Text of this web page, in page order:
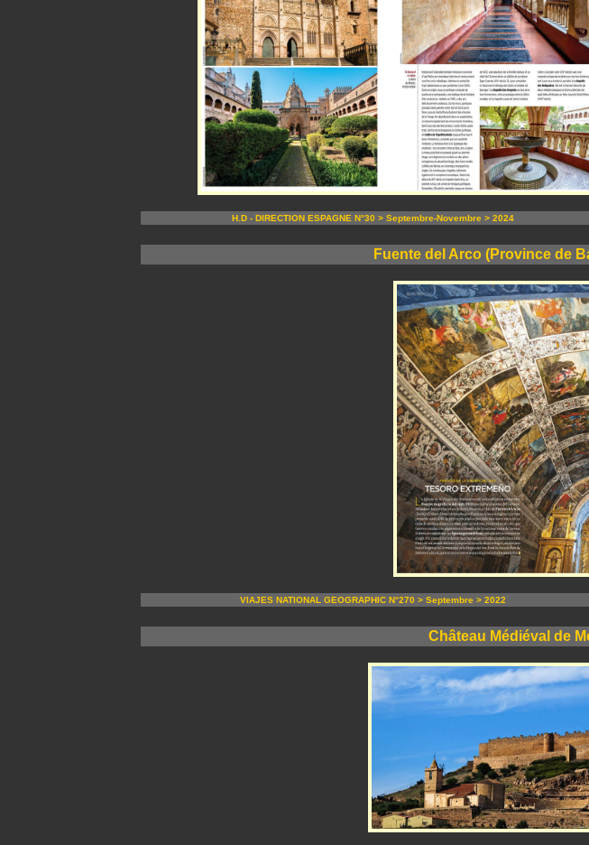
H.D - DIRECTION ESPAGNE N°30 > Septembre-Novembre > 2024
Fuente del Arco (Province de
VIAJES NATIONAL GEOGRAPHIC N°270 > Septembre > 2022
Château Médiéval de